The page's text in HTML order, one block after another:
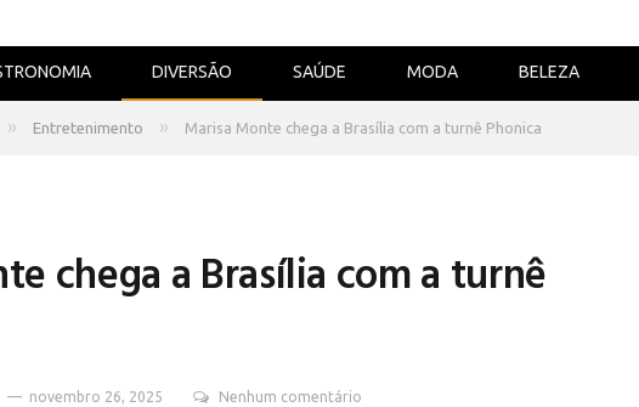
DIVERSÃO SAÚDE MODA BELEZA
» Entretenimento » Marisa Monte chega a Brasília com a turnê Phonica
chega a Brasília com a turnê
novembro 26, 2025 Nenhum comentário